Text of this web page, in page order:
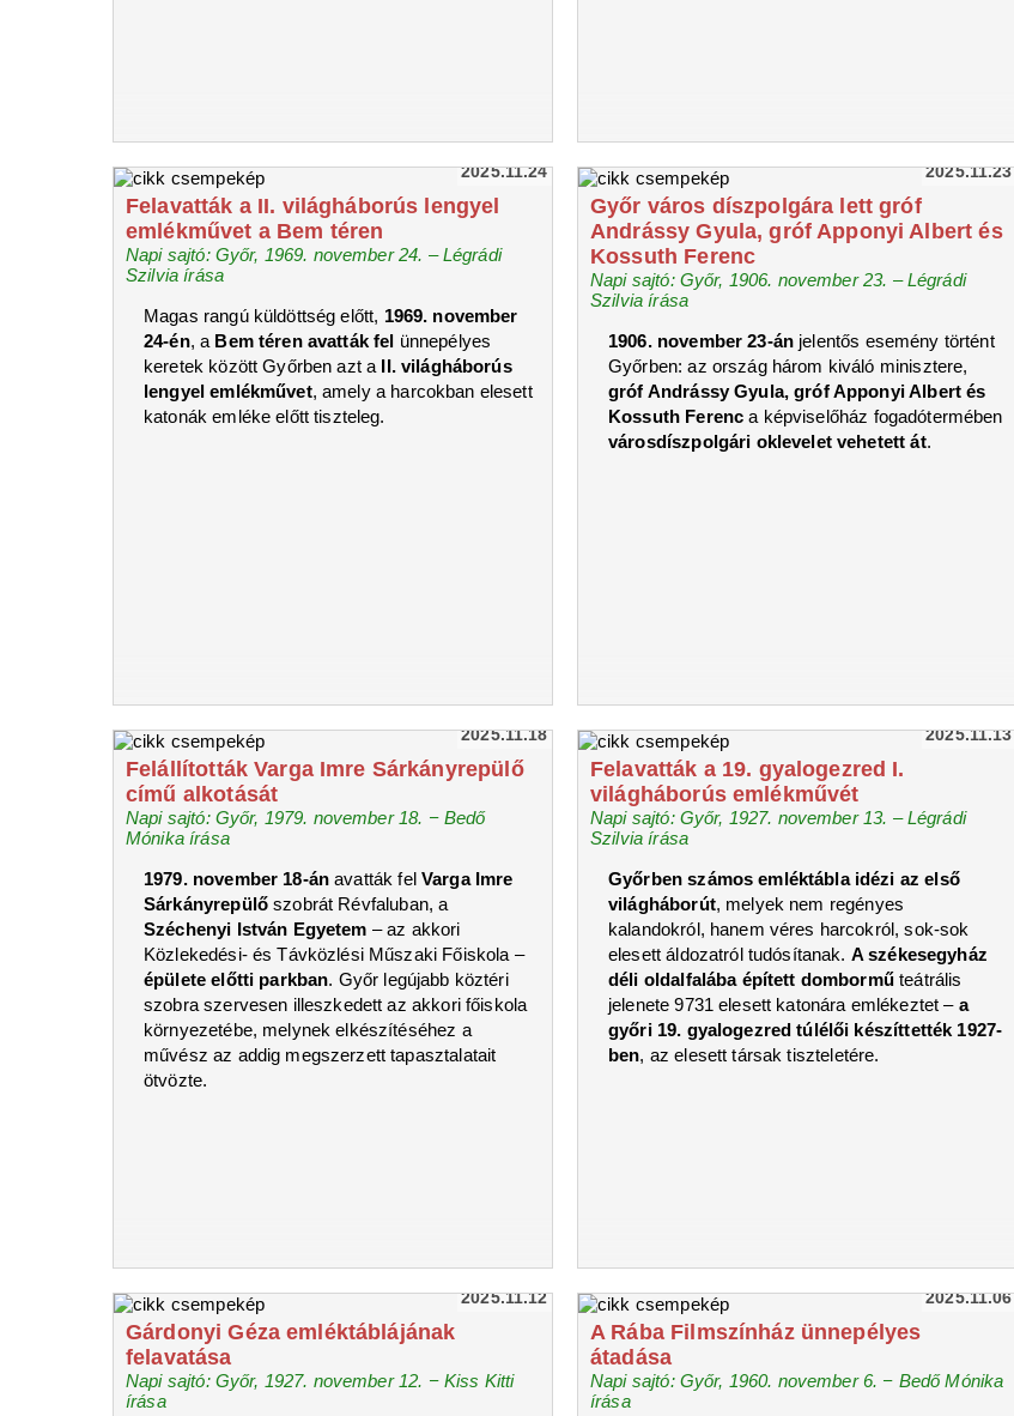
2025.11.24
Felavatták a II. világháborús lengyel
emlékművet a Bem téren
Napi sajtó: Győr, 1969. november 24. – Légrádi
Szilvia írása
Magas rangú küldöttség előtt, 1969. november
24-én, a Bem téren avatták fel ünnepélyes
keretek között Győrben azt a II. világháborús
lengyel emlékművet, amely a harcokban elesett
katonák emléke előtt tiszteleg.
2025.11.23
Győr város díszpolgára lett gróf
Andrássy Gyula, gróf Apponyi Albert és
Kossuth Ferenc
Napi sajtó: Győr, 1906. november 23. – Légrádi
Szilvia írása
1906. november 23-án jelentős esemény történt
Győrben: az ország három kiváló minisztere,
gróf Andrássy Gyula, gróf Apponyi Albert és
Kossuth Ferenc a képviselőház fogadótermében
városdíszpolgári oklevelet vehetett át.
2025.11.18
Felállították Varga Imre Sárkányrepülő
című alkotását
Napi sajtó: Győr, 1979. november 18. − Bedő
Mónika írása
1979. november 18-ánavatták fel Varga Imre
Sárkányrepülőszobrát Révfaluban, a
Széchenyi István Egyetem – az akkori
Közlekedési- és Távközlési Műszaki Főiskola –
épülete előtti parkban. Győr legújabb köztéri
szobra szervesen illeszkedett az akkori főiskola
környezetébe, melynek elkészítéséhez a
művész az addig megszerzett tapasztalatait
ötvözte.
2025.11.13
Felavatták a 19. gyalogezred I.
világháborús emlékművét
Napi sajtó: Győr, 1927. november 13. – Légrádi
Szilvia írása
Győrben számos emléktábla idézi az első
világháborút, melyek nem regényes
kalandokról, hanem véres harcokról, sok-sok
elesett áldozatról tudósítanak. A székesegyház
déli oldalfalába épített domborműteátrális
jelenete 9731 elesett katonára emlékeztet – a
győri 19. gyalogezred túlélői készíttették 1927-
ben, az elesett társak tiszteletére.
2025.11.12
Gárdonyi Géza emléktáblájának
felavatása
Napi sajtó: Győr, 1927. november 12. − Kiss Kitti
írása
2025.11.06
A Rába Filmszínház ünnepélyes
átadása
Napi sajtó: Győr, 1960. november 6. − Bedő Mónika
írása